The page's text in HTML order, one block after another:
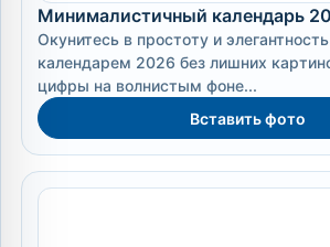
Минималистичный календарь
Окунитесь в простоту и
календарем 2026 без лишних
цифры на волнистым фоне...
Вставить фото